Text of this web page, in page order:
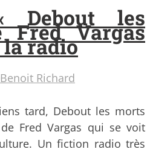
Debout les
Fred Vargas
radio
Benoit Richard
tard, Debout les morts
Fred Vargas qui se voit
Un fiction radio très